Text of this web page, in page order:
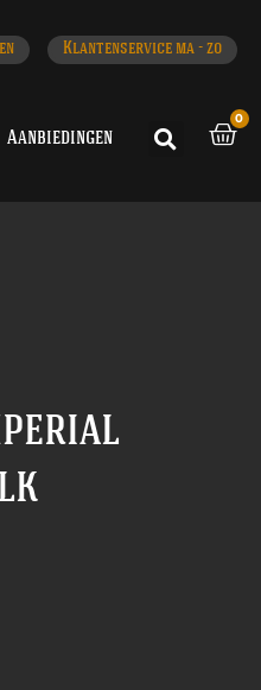
Klantenservice ma - zo
Aanbiedingen
0